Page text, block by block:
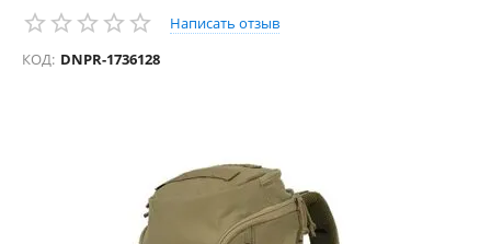
Написать отзыв
КОД: DNPR-1736128